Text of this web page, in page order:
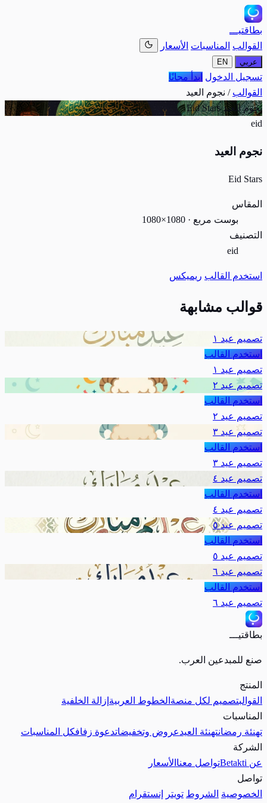
بطاقتيـــ
القوالب المناسبات الأسعار
عربي EN
تسجيل الدخول ابدأ مجانًا
القوالب / نجوم العيد
نجوم العيد Eid Stars
eid
نجوم العيد
Eid Stars
المقاس
بوست مربع · 1080×1080
التصنيف
eid
استخدم القالب ريميكس
قوالب مشابهة
تصميم عيد ١
استخدم القالب
تصميم عيد ١
تصميم عيد ٢
استخدم القالب
تصميم عيد ٢
تصميم عيد ٣
استخدم القالب
تصميم عيد ٣
تصميم عيد ٤
استخدم القالب
تصميم عيد ٤
تصميم عيد ٥
استخدم القالب
تصميم عيد ٥
تصميم عيد ٦
استخدم القالب
تصميم عيد ٦
بطاقتيـــ
صنع للمبدعين العرب.
المنتج
القوالبتصميم لكل منصة الخطوط العربية إزالة الخلفية
المناسبات
تهنئة رمضانتهنئة العيدعروض وتخفيضاتدعوة زفافكل المناسبات
الشركة
عن Betakti
تواصل معنا الأسعار
تواصل
الخصوصية الشروط تويتر إنستقرام